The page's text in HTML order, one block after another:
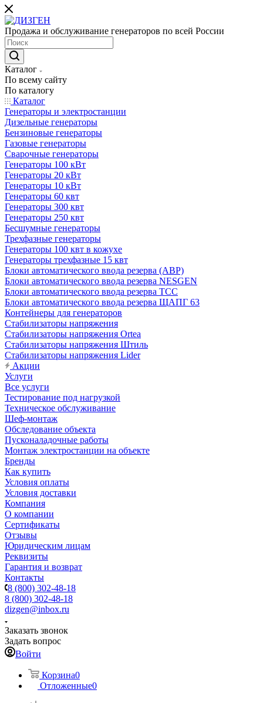
Продажа и обслуживание генераторов по всей России
Каталог
По всему сайту
По каталогу
Каталог
Генераторы и электростанции
Дизельные генераторы
Бензиновые генераторы
Газовые генераторы
Сварочные генераторы
Генераторы 100 кВт
Генераторы 20 кВт
Генераторы 10 кВт
Генераторы 60 квт
Генераторы 300 квт
Генераторы 250 квт
Бесшумные генераторы
Трехфазные генераторы
Генераторы 100 квт в кожухе
Генераторы трехфазные 15 квт
Блоки автоматического ввода резерва (АВР)
Блоки автоматического ввода резерва NESGEN
Блоки автоматического ввода резерва ТСС
Блоки автоматического ввода резерва ЩАПГ 63
Контейнеры для генераторов
Стабилизаторы напряжения
Стабилизаторы напряжения Ortea
Стабилизаторы напряжения Штиль
Стабилизаторы напряжения Lider
Акции
Услуги
Все услуги
Тестирование под нагрузкой
Техническое обслуживание
Шеф-монтаж
Обследование объекта
Пусконаладочные работы
Монтаж электростанции на объекте
Бренды
Как купить
Условия оплаты
Условия доставки
Компания
О компании
Сертификаты
Отзывы
Юридическим лицам
Реквизиты
Гарантия и возврат
Контакты
8 (800) 302-48-18
8 (800) 302-48-18
dizgen@inbox.ru
Заказать звонок
Задать вопрос
Войти
Корзина0
Отложенные0